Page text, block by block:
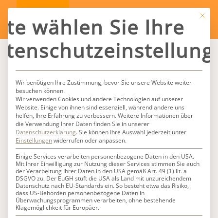
Mit
wählen Sie Ihre
Wir benötigen Ihre Zustimmung, bevor Sie unsere Website weiter
besuchen können.
Wir verwenden Cookies und andere Technologien auf unserer
Website. Einige von ihnen sind essenziell, während andere uns
helfen, Ihre Erfahrung zu verbessern.Weitere Informationen über
die Verwendung Ihrer Daten finden Sie in unserer
Datenschutzerklärung.Sie können Ihre Auswahl jederzeit unter
Einstellungenwiderrufen oder anpassen.
Einige Services verarbeiten personenbezogene Daten in den USA.
Mit Ihrer Einwilligung zur Nutzung dieser Services stimmen Sie auch
der Verarbeitung Ihrer Daten in den USA gemäß Art. 49 (1) lit. a
DSGVO zu. Der EuGH stuft die USA als Land mit unzureichendem
Datenschutz nach EU-Standards ein. So besteht etwa das Risiko,
dass US-Behörden personenbezogene Daten in
Überwachungsprogrammen verarbeiten, ohne bestehende
Klagemöglichkeit für Europäer.